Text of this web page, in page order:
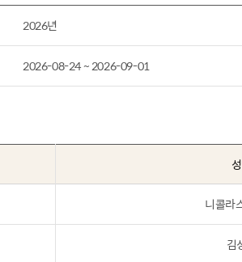
2026년
2026-08-24 ~ 2026-09-01
니콜라
김